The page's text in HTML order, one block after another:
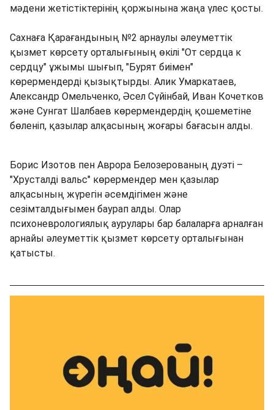
мәдени жетістіктерінің қоржынына жаңа үлес қосты.
Сахнаға Қарағандының №2 арнаулы әлеуметтік
қызмет көрсету орталығының өкілі "От сердца к
сердцу" ұжымы шығып, "Бурят биімен"
көрермендерді қызықтырды. Алик Умаркатаев,
Александр Омельченко, Әсел Сүйінбай, Иван Кочетков
және Сунгат Шалбаев көрермендердің қошеметіне
бөленіп, қазылар алқасының жоғары бағасын алды.
Борис Изотов пен Аврора Белозерованың дуэті –
"Хрусталді вальс" көрермендер мен қазылар
алқасының жүрегін әсемдігімен және
сезімталдығымен баурап алды. Олар
психоневрологиялық аурулары бар балаларға арналған
арнайы әлеуметтік қызмет көрсету орталығынан
қатысты.